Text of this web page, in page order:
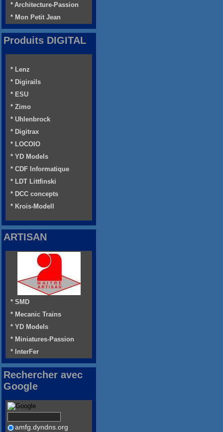
* Architecture-Passion
* Mon Petit Jean
Produits DIGITAL
* Lenz
* Digirails
* ESU
* Zimo
* Uhlenbrock
* Digitrax
* LOCOIO
* YD Models
* CDF Informatique
* LDT Littfinski
* DCC concepts
* Krois-Modell
ARTISAN
* SMD
* Mecanic Trains
* YD Models
* Miniatures-Passion
* InterFer
Rechercher avec
Google
amfg.dyndns.org